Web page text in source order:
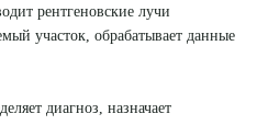
309-05-06
ЗВОНОК
рентгеновские лучи
участок, обрабатывает данные
диагноз, назначает